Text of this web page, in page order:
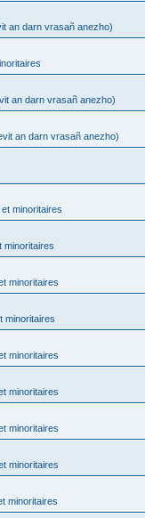
an darn vrasañ anezho)
an darn vrasañ anezho)
an darn vrasañ anezho)
minoritaires
minoritaires
minoritaires
minoritaires
minoritaires
minoritaires
minoritaires
minoritaires
minoritaires